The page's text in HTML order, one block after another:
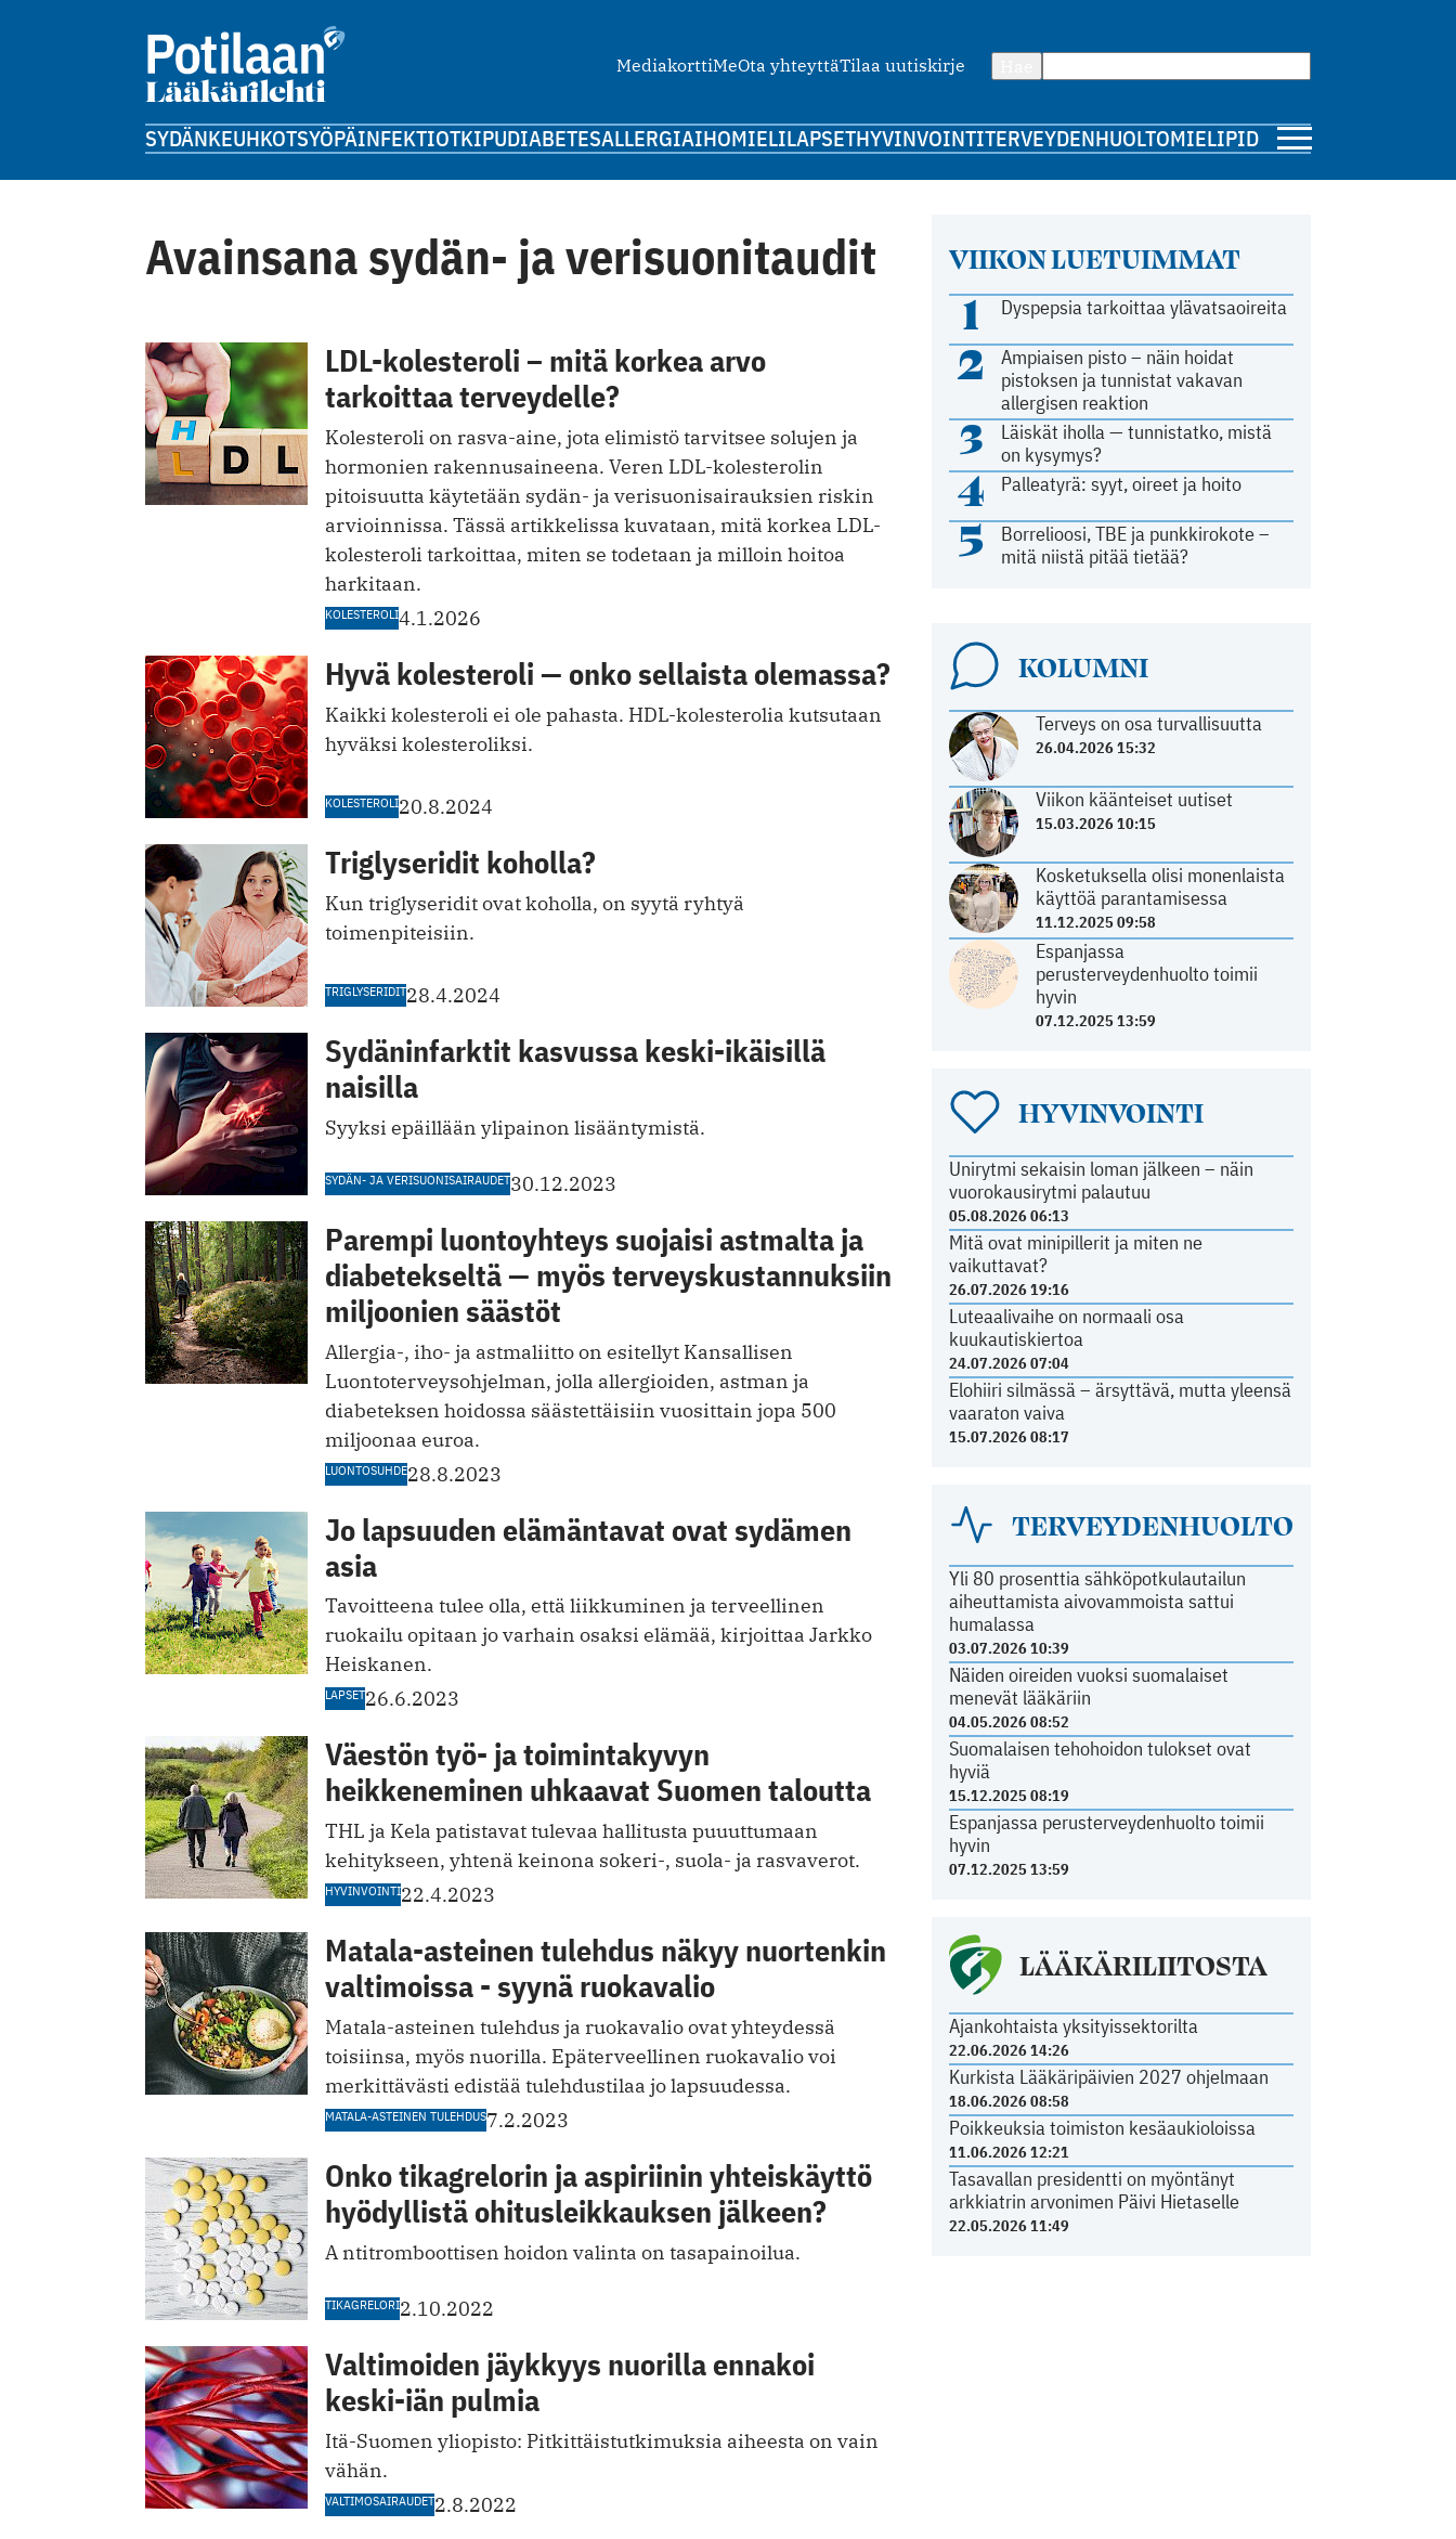
MediakorttiMeOta yhteyttäTilaa uutiskirje
SYDÄNKEUHKOTSYÖPÄINFEKTIOTKIPUDIABETESALLERGIAIHOMIELILAPSETHYVINVOINTITERVEYDENHUOLTOMIELIPIDE
Avainsana sydän- ja verisuonitaudit
LDL-kolesteroli – mitä korkea arvo
tarkoittaa terveydelle?
Kolesteroli on rasva-aine, jota elimistö tarvitsee solujen ja
hormonien rakennusaineena. Veren LDL-kolesterolin
pitoisuutta käytetään sydän- ja verisuonisairauksien riskin
arvioinnissa. Tässä artikkelissa kuvataan, mitä korkea LDL-
kolesteroli tarkoittaa, miten se todetaan ja milloin hoitoa
harkitaan.
KOLESTEROLI4.1.2026
Hyvä kolesteroli — onko sellaista olemassa?
Kaikki kolesteroli ei ole pahasta. HDL-kolesterolia kutsutaan
hyväksi kolesteroliksi.
KOLESTEROLI20.8.2024
Triglyseridit koholla?
Kun triglyseridit ovat koholla, on syytä ryhtyä
toimenpiteisiin.
TRIGLYSERIDIT28.4.2024
Sydäninfarktit kasvussa keski-ikäisillä
naisilla
Syyksi epäillään ylipainon l isääntymistä.
SYDÄN- JA VERISUONISAIRAUDET30.12.2023
Parempi luontoyhteys suojaisi astmalta ja
diabetekseltä — myös terveyskustannuksiin
miljoonien säästöt
Allergia-, iho- ja astmaliitto on esitellyt Kansallisen
Luontoterveysohjelman, jolla allergioiden, astman ja
diabeteksen hoidossa säästettäisiin vuosittain jopa 500
miljoonaa euroa.
LUONTOSUHDE28.8.2023
Jo lapsuuden elämäntavat ovat sydämen
asia
Tavoitteena tulee olla, että liikkuminen ja terveellinen
ruokailu opitaan jo varhain osaksi elämää, kirjoittaa Jarkko
Heiskanen.
LAPSET26.6.2023
Väestön työ- ja toimintakyvyn
heikkeneminen uhkaavat Suomen taloutta
THL ja Kela patistavat tulevaa hallitusta puuuttumaan
kehitykseen, yhtenä keinona sokeri-, suola- ja rasvaverot.
HYVINVOINTI22.4.2023
Matala-asteinen tulehdus näkyy nuortenkin
valtimoissa - syynä ruokavalio
Matala-asteinen tulehdus ja ruokavalio ovat yhteydessä
toisiinsa, myös nuorilla. Epäterveellinen ruokavalio voi
merkittävästi edistää tulehdustilaa jo lapsuudessa.
MATALA-ASTEINEN TULEHDUS7.2.2023
Onko tikagrelorin ja aspiriinin yhteiskäyttö
hyödyllistä ohitusleikkauksen jälkeen?
A ntitromboottisen hoidon valinta on tasapainoilua.
TIKAGRELORI2.10.2022
Valtimoiden jäykkyys nuorilla ennakoi
keski-iän pulmia
Itä-Suomen yliopisto: Pitkittäistutkimuksia aiheesta on vain
vähän.
VALTIMOSAIRAUDET2.8.2022
VIIKON LUETUIMMAT
1 Dyspepsia tarkoittaa ylävatsaoireita
2
Ampiaisen pisto – näin hoidat
pistoksen ja tunnistat vakavan
allergisen reaktion
3
Läiskät iholla — tunnistatko, mistä
on kysymys?
4 Palleatyrä: syyt, oireet ja hoito
5
Borrelioosi, TBE ja punkkirokote –
mitä niistä pitää tietää?
KOLUMNI
Terveys on osa turvallisuutta
26.04.2026 15:32
Viikon käänteiset uutiset
15.03.2026 10:15
Kosketuksella olisi monenlaista
käyttöä parantamisessa
11.12.2025 09:58
Espanjassa
perusterveydenhuolto toimii
hyvin
07.12.2025 13:59
HYVINVOINTI
Unirytmi sekaisin loman jälkeen – näin
vuorokausirytmi palautuu
05.08.2026 06:13
Mitä ovat minipillerit ja miten ne
vaikuttavat?
26.07.2026 19:16
Luteaalivaihe on normaali osa
kuukautiskiertoa
24.07.2026 07:04
Elohiiri silmässä – ärsyttävä, mutta yleensä
vaaraton vaiva
15.07.2026 08:17
TERVEYDENHUOLTO
Yli 80 prosenttia sähköpotkulautailun
aiheuttamista aivovammoista sattui
humalassa
03.07.2026 10:39
Näiden oireiden vuoksi suomalaiset
menevät lääkäriin
04.05.2026 08:52
Suomalaisen tehohoidon tulokset ovat
hyviä
15.12.2025 08:19
Espanjassa perusterveydenhuolto toimii
hyvin
07.12.2025 13:59
LÄÄKÄRILIITOSTA
Ajankohtaista yksityissektorilta
22.06.2026 14:26
Kurkista Lääkäripäivien 2027 ohjelmaan
18.06.2026 08:58
Poikkeuksia toimiston kesäaukioloissa
11.06.2026 12:21
Tasavallan presidentti on myöntänyt
arkkiatrin arvonimen Päivi Hietaselle
22.05.2026 11:49